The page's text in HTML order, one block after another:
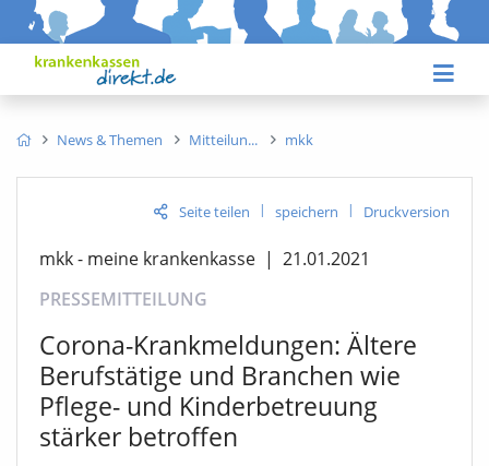
News & Themen Mitteilun mkk
Seite teilen | speichern | Druckversion
mkk - meine krankenkasse | 21.01.2021
PRESSEMITTEILUNG
Corona-Krankmeldungen: Ältere
Berufstätige und Branchen wie
Pflege- und Kinderbetreuung
stärker betroffen